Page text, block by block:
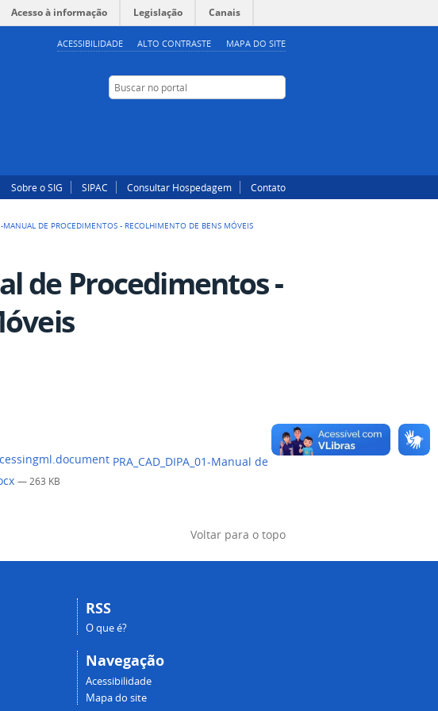
ACESSIBILIDADE ALTO CONTRASTE MAPA DO SITE
Acesso à informação Legislação Canais
Buscar no portal
Sobre o SIG SIPAC Consultar Hospedagem Contato
MANUAL DE PROCEDIMENTOS - RECOLHIMENTO DE BENS MÓVEIS
de Procedimentos -
PRA_CAD_DIPA_01-Manual de
— 263 KB
Voltar para o topo
RSS
O que é?
Navegação
Acessibilidade
Mapa do site